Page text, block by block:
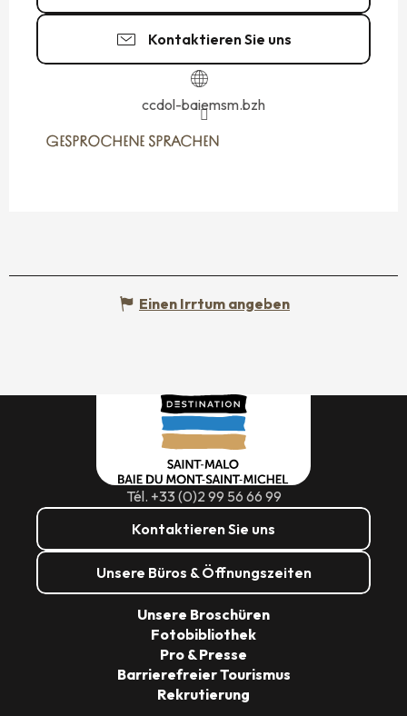
Kontaktieren Sie uns
ccdol-baiemsm.bzh
GESPROCHENE SPRACHEN
GESPROCHENE SPRACHEN
Einen Irrtum angeben
Tél. +33 (0)2 99 56 66 99
Kontaktieren Sie uns
Unsere Büros & Öffnungszeiten
Unsere Broschüren
Fotobibliothek
Pro & Presse
Barrierefreier Tourismus
Rekrutierung